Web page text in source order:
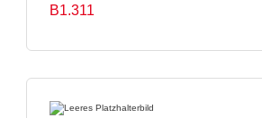
B1.311